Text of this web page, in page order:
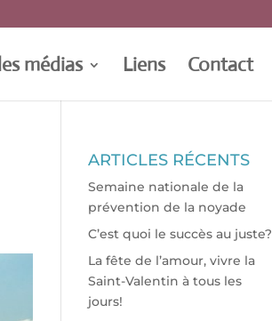
médias Liens Contact
ARTICLES RÉCENTS
Semaine nationale de la
prévention de la noyade
C’est quoi le succès au juste?
La fête de l’amour, vivre la
Saint-Valentin à tous les
jours!